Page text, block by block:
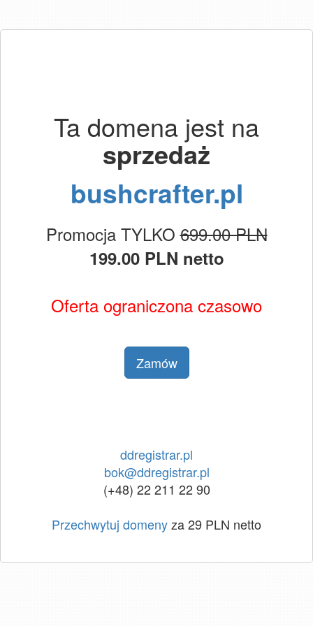
Ta domena jest na
sprzedaż
bushcrafter.pl
Promocja TYLKO699.00 PLN
199.00 PLN netto
Oferta ograniczona czasowo
Zamów
ddregistrar.pl
bok@ddregistrar.pl
(+48) 22 211 22 90
Przechwytuj domenyza 29 PLN netto